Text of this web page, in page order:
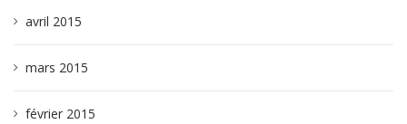
avril 2015
mars 2015
février 2015